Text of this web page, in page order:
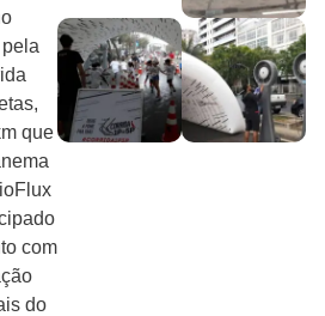
que
com
do